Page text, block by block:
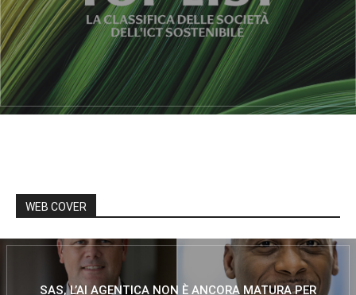
WEB COVER
SAS, L’AI AGENTICA NON È ANCORA MATURA PER